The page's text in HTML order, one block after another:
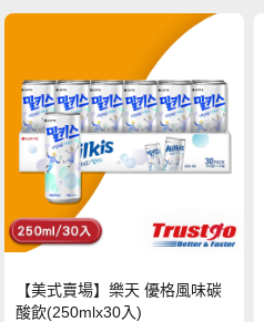
【美式賣場】樂天 優格風味碳
酸飲(250mlx30入)